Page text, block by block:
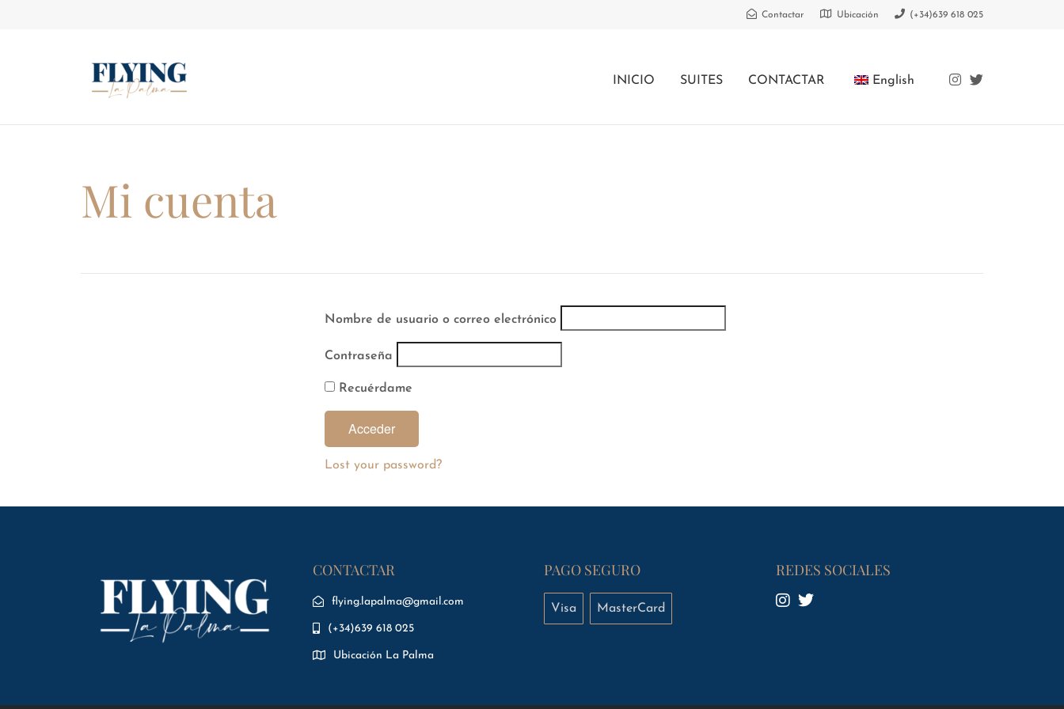
Contactar Ubicación (+34)639 618 025
INICIO SUITES CONTACTAR English
Mi cuenta
Nombre de usuario o correo electrónico
Contraseña
Recuérdame
Lost your password?
CONTACTAR
flying.lapalma@gmail.com
(+34)639 618 025
Ubicación La Palma
PAGO SEGURO
Visa MasterCard
REDES SOCIALES